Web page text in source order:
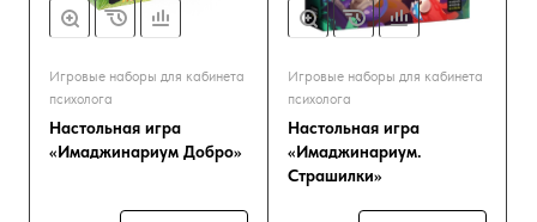
Игровые наборы для кабинета
психолога
Настольная игра
«Имаджинариум Добро»
Игровые наборы для кабинета
психолога
Настольная игра
«Имаджинариум.
Страшилки»